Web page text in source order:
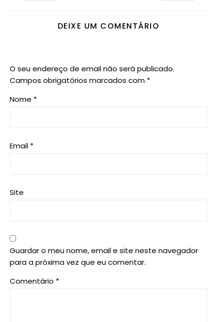
DEIXE UM COMENTÁRIO
O seu endereço de email não será publicado.
Campos obrigatórios marcados com *
Nome *
Email *
Site
Guardar o meu nome, email e site neste navegador
para a próxima vez que eu comentar.
Comentário *